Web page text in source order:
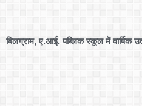
बिलग्राम, ए.आई. पब्लिक स्कूल में वार्षिक